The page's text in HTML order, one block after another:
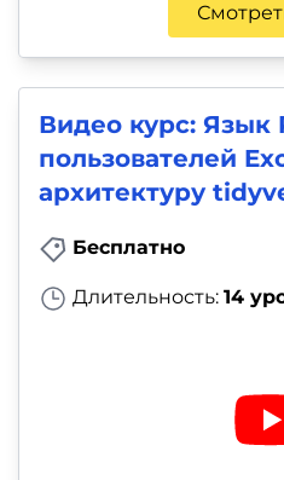
Видео курс: Язык
пользователей
архитектуру
Бесплатно
Длительность: 14